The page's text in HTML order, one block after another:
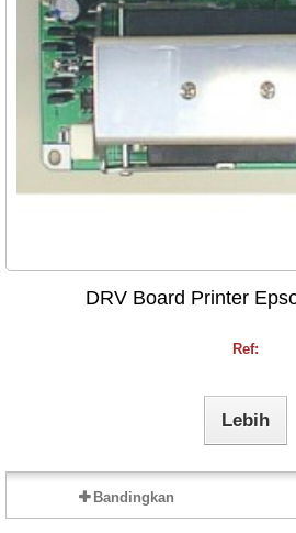
DRV Board Printer
Ref:
Lebih
Bandingkan